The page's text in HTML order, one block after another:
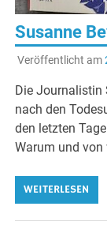
Susanne
Veröffentlicht am
Die Journalistin
nach den
den letzten
Warum und
WEITERLESEN